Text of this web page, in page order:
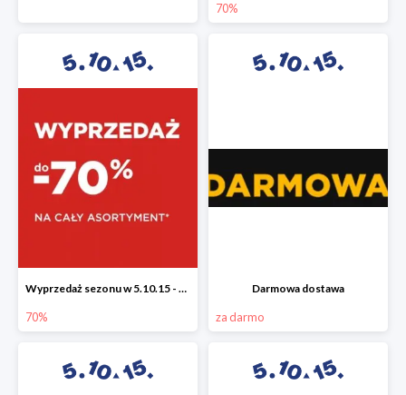
70%
Wyprzedaż sezonu w 5.10.15 - cały asortyment -70%
70%
Darmowa dostawa
za darmo